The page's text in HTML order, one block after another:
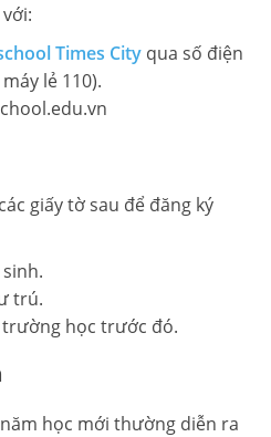
Times City qua số điện
lẻ 110).
giấy tờ sau để đăng ký
trú.
học trước đó.
học mới thường diễn ra